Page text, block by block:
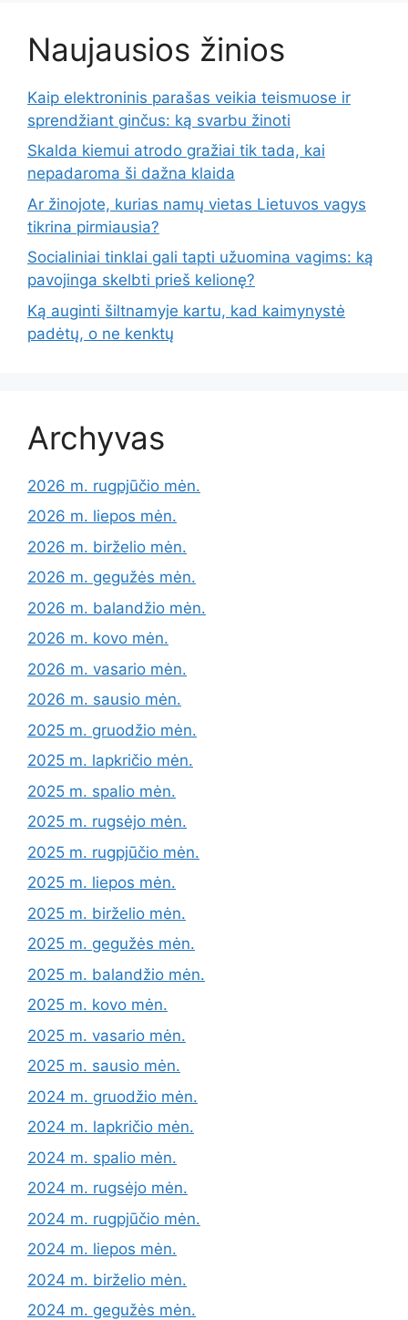
Naujausios žinios
Kaip elektroninis parašas veikia teismuose ir
sprendžiant ginčus: ką svarbu žinoti
Skalda kiemui atrodo gražiai tik tada, kai
nepadaroma ši dažna klaida
Ar žinojote, kurias namų vietas Lietuvos vagys
tikrina pirmiausia?
Socialiniai tinklai gali tapti užuomina vagims: ką
pavojinga skelbti prieš kelionę?
Ką auginti šiltnamyje kartu, kad kaimynystė
padėtų, o ne kenktų
Archyvas
2026 m. rugpjūčio mėn.
2026 m. liepos mėn.
2026 m. birželio mėn.
2026 m. gegužės mėn.
2026 m. balandžio mėn.
2026 m. kovo mėn.
2026 m. vasario mėn.
2026 m. sausio mėn.
2025 m. gruodžio mėn.
2025 m. lapkričio mėn.
2025 m. spalio mėn.
2025 m. rugsėjo mėn.
2025 m. rugpjūčio mėn.
2025 m. liepos mėn.
2025 m. birželio mėn.
2025 m. gegužės mėn.
2025 m. balandžio mėn.
2025 m. kovo mėn.
2025 m. vasario mėn.
2025 m. sausio mėn.
2024 m. gruodžio mėn.
2024 m. lapkričio mėn.
2024 m. spalio mėn.
2024 m. rugsėjo mėn.
2024 m. rugpjūčio mėn.
2024 m. liepos mėn.
2024 m. birželio mėn.
2024 m. gegužės mėn.